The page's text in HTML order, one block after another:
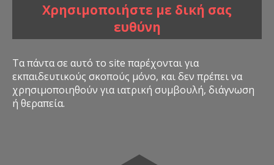
Χρησιμοποιήστε με δική σας
ευθύνη
Τα πάντα σε αυτό το site παρέχονται για
εκπαιδευτικούς σκοπούς μόνο, και δεν πρέπει να
χρησιμοποιηθούν για ιατρική συμβουλή, διάγνωση
ή θεραπεία.